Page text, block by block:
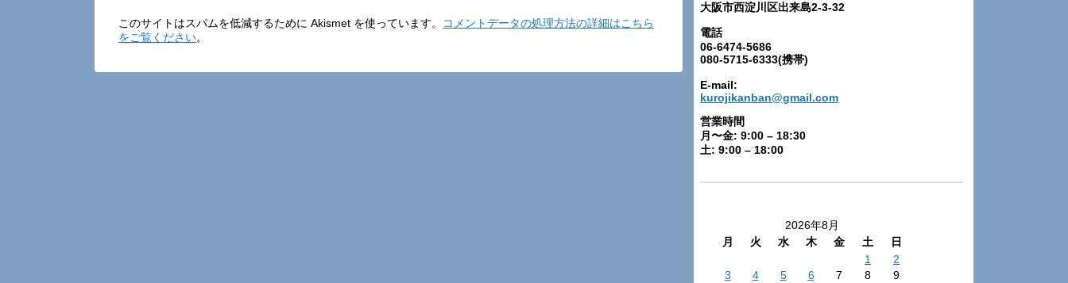
このサイトはスパムを低減するために Akismet を使っています。
コメントデータの処理方法の詳細はこちら
をご覧ください。
大阪市西淀川区出来島2-3-32
電話
06-6474-5686
080-5715-6333(携帯)
E-mail:
kurojikanban@gmail.com
営業時間
月〜金: 9:00 – 18:30
土: 9:00 – 18:00
2026年8月
月
火 水 木 金 土
日
1
2
3
4 5 6 7 8
9